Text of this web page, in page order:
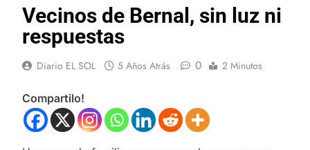
Vecinos de Bernal, sin luz ni
respuestas
Diario EL SOL 5 Años Atrás 0 2 Minutos
Compartilo!